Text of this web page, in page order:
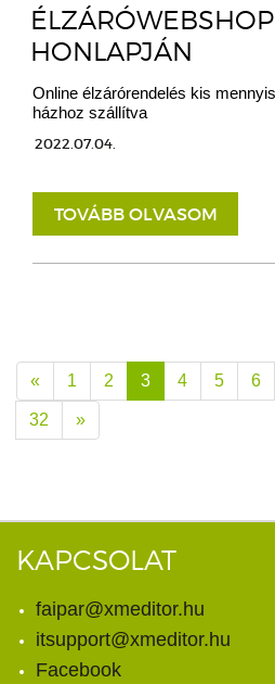
HONLAPJÁN
Online élzárórendelés kis
házhoz szállítva
2022.07.04.
TOVÁBB OLVASOM
« 1 2 3 4 5 6
32 »
KAPCSOLAT
faipar@xmeditor.hu
itsupport@xmeditor.hu
Facebook